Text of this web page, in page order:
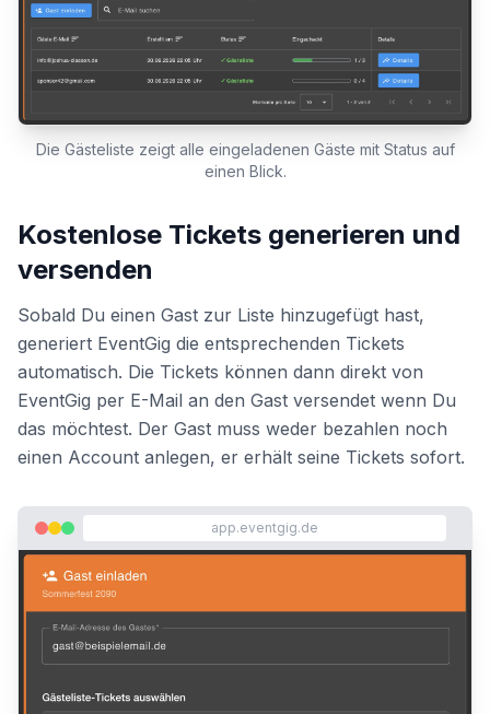
Die Gästeliste zeigt alle eingeladenen Gäste mit Status auf
einen Blick.
Kostenlose Tickets generieren und
versenden
Sobald Du einen Gast zur Liste hinzugefügt hast,
generiert EventGig die entsprechenden Tickets
automatisch. Die Tickets können dann direkt von
EventGig per E-Mail an den Gast versendet wenn Du
das möchtest. Der Gast muss weder bezahlen noch
einen Account anlegen, er erhält seine Tickets sofort.
app.eventgig.de